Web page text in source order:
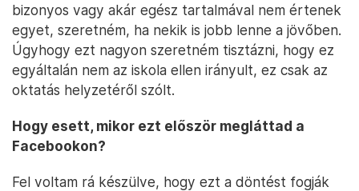
bizonyos vagy akár egész tartalmával nem értenek
egyet, szeretném, ha nekik is jobb lenne a jövőben.
Úgyhogy ezt nagyon szeretném tisztázni, hogy ez
egyáltalán nem az iskola ellen irányult, ez csak az
oktatás helyzetéről szólt.
Hogy esett, mikor ezt először megláttad a
Facebookon?
Fel voltam rá készülve, hogy ezt a döntést fogják